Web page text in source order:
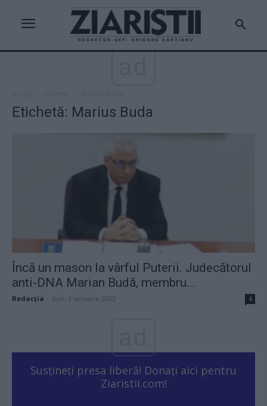
Etichetă: Marius Buda
Încă un mason la vârful Puterii. Judecătorul
anti-DNA Marian Budă, membru...
Redacţia luni, 3 ianuarie 2022 4
Susțineți presa liberă! Donați aici pentru
Ziaristii.com!